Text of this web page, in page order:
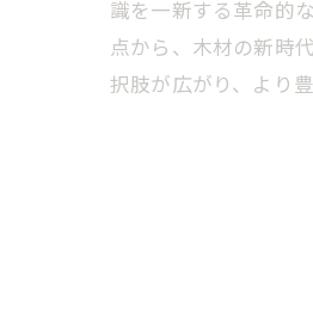
識を一新する革命的
点から、木材の新時
択肢が広がり、より